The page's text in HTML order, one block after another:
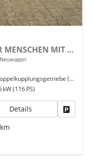
Top Selection ANGEBOT FÜR MENSCHEN MIT BEHINDERUNG AB 50%! 1.0 TSI 116PS DSG/AUTOMATIK, 15" Alu, Climatronic, SunSet, Multifunktions-Lederlenkrad beheizt, Infotainment 8", Smart Link, LED-Scheinwerfer, Nebelscheinwerfer, Parksensoren hinten, Sitzheizung, Tempomat
Neuwagen
Doppelkupplungsgetriebe (DSG)
kW (116 PS)
Details